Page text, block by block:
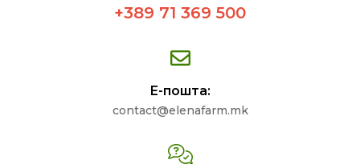
+389 71 369 500
Е-пошта:
contact@elenafarm.mk